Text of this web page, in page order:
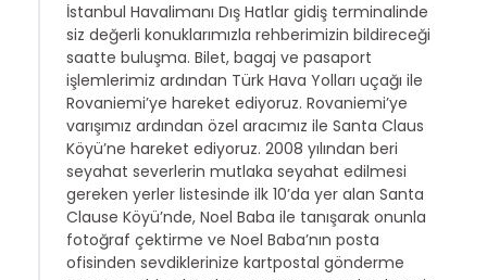
İstanbul Havalimanı Dış Hatlar gidiş terminalinde
siz değerli konuklarımızla rehberimizin bildireceği
saatte buluşma. Bilet, bagaj ve pasaport
işlemlerimiz ardından Türk Hava Yolları uçağı ile
Rovaniemi’ye hareket ediyoruz. Rovaniemi’ye
varışımız ardından özel aracımız ile Santa Claus
Köyü’ne hareket ediyoruz. 2008 yılından beri
seyahat severlerin mutlaka seyahat edilmesi
gereken yerler listesinde ilk 10’da yer alan Santa
Clause Köyü’nde, Noel Baba ile tanışarak onunla
fotoğraf çektirme ve Noel Baba’nın posta
ofisinden sevdiklerinize kartpostal gönderme